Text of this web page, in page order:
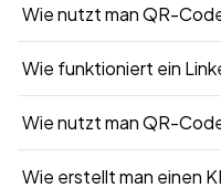
Wie nutzt man QR-
Wie funktioniert ein
Wie nutzt man QR-
Wie erstellt man einen